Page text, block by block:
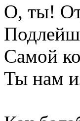
О, ты!
Самой
Ты нам